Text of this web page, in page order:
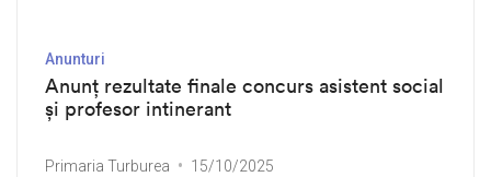
Anunturi
Anunț rezultate finale concurs asistent social
și profesor intinerant
Primaria Turburea 15/10/2025